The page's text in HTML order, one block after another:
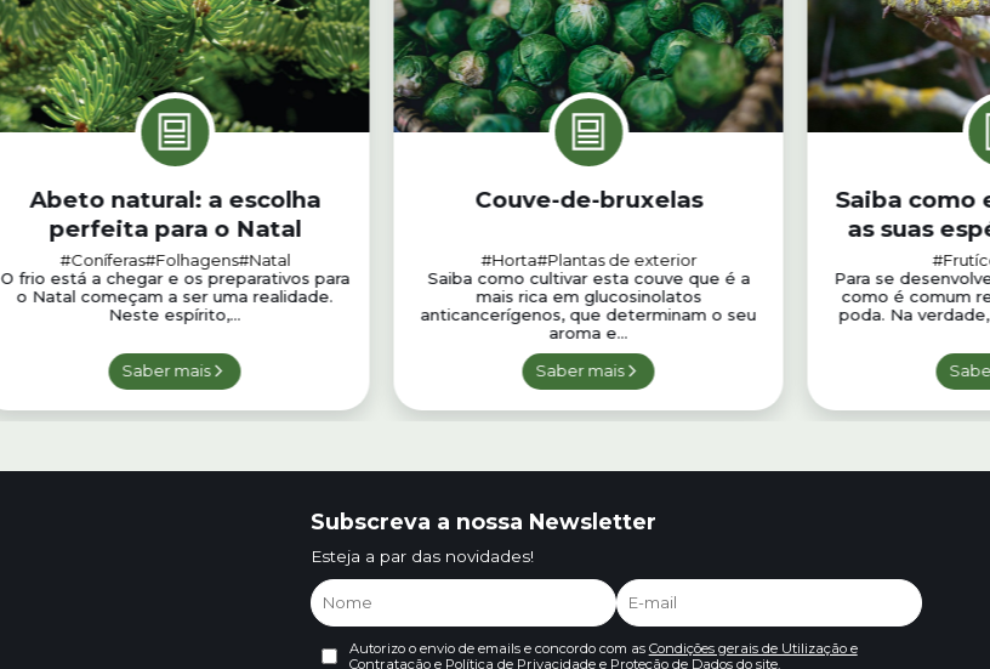
Abeto natural: a escolha
perfeita para o Natal
#Coníferas#Folhagens#Natal
O frio está a chegar e os preparativos para
o Natal começam a ser uma realidade.
Neste espírito,...
Saber mais
Couve-de-bruxelas
#Horta#Plantas de exterior
Saiba como cultivar esta couve que é a
mais rica em glucosinolatos
anticancerígenos, que determinam o seu
aroma e...
Saber mais
Saiba como
as suas
Para se
como é comum
poda. Na
Subscreva a nossa Newsletter
Esteja a par das novidades!
Autorizo o envio de emails e concordo com as Condições gerais de Utilização e
Contrataçãoe Política de Privacidade e Proteção de Dadosdo site.